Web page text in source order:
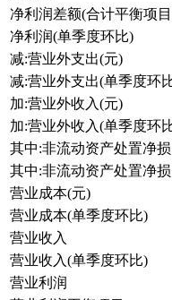
净利润差额(合计平衡项
净利润(单季度环比)
减:营业外支出(元)
减:营业外支出(单季度环
加:营业外收入(元)
加:营业外收入(单季度环
其中:非流动资产处置净
其中:非流动资产处置净
营业成本(元)
营业成本(单季度环比)
营业收入
营业收入(单季度环比)
营业利润